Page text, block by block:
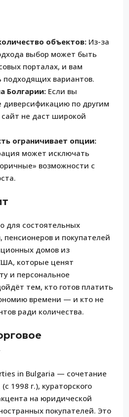
объектов: Из-за
выбор может быть
порталах, и вам
подходящих вариантов.
Болгарии: Если вы
диверсификацию по другим
не даст широкой
ограничивает опции:
может исключать
возможности с
для состоятельных
пенсионеров и покупателей
домов из
которые ценят
и персональное
тем, кто готов платить
времени — и кто не
ради количества.
in Bulgaria — сочетание
1998 г.), кураторского
на юридической
покупателей. Это